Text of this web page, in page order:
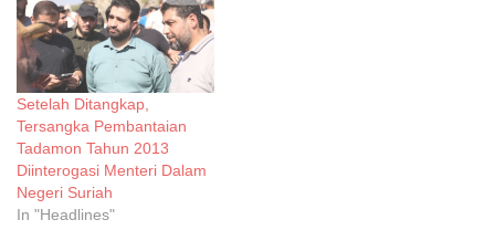
Setelah Ditangkap,
Tersangka Pembantaian
Tadamon Tahun 2013
Diinterogasi Menteri Dalam
Negeri Suriah
In "Headlines"